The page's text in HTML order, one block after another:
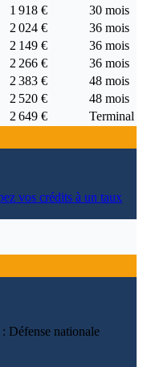
1 918 €
30 mois
2 024 €
36 mois
2 149 €
36 mois
2 266 €
36 mois
2 383 €
48 mois
2 520 €
48 mois
2 649 € Terminal
vos crédits à un taux
Défense nationale